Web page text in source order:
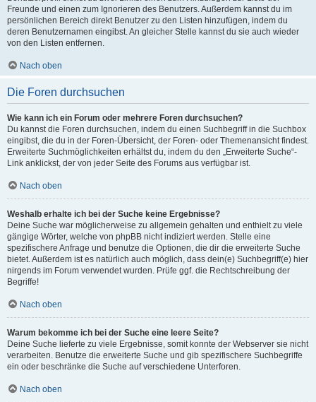
Freunde und einen zum Ignorieren des Benutzers. Außerdem kannst du im
persönlichen Bereich direkt Benutzer zu den Listen hinzufügen, indem du
deren Benutzernamen eingibst. An gleicher Stelle kannst du sie auch wieder
von den Listen entfernen.
Nach oben
Die Foren durchsuchen
Wie kann ich ein Forum oder mehrere Foren durchsuchen?
Du kannst die Foren durchsuchen, indem du einen Suchbegriff in die Suchbox
eingibst, die du in der Foren-Übersicht, der Foren- oder Themenansicht findest.
Erweiterte Suchmöglichkeiten erhältst du, indem du den „Erweiterte Suche“-
Link anklickst, der von jeder Seite des Forums aus verfügbar ist.
Nach oben
Weshalb erhalte ich bei der Suche keine Ergebnisse?
Deine Suche war möglicherweise zu allgemein gehalten und enthielt zu viele
gängige Wörter, welche von phpBB nicht indiziert werden. Stelle eine
spezifischere Anfrage und benutze die Optionen, die dir die erweiterte Suche
bietet. Außerdem ist es natürlich auch möglich, dass dein(e) Suchbegriff(e) hier
nirgends im Forum verwendet wurden. Prüfe ggf. die Rechtschreibung der
Begriffe!
Nach oben
Warum bekomme ich bei der Suche eine leere Seite?
Deine Suche lieferte zu viele Ergebnisse, somit konnte der Webserver sie nicht
verarbeiten. Benutze die erweiterte Suche und gib spezifischere Suchbegriffe
ein oder beschränke die Suche auf verschiedene Unterforen.
Nach oben